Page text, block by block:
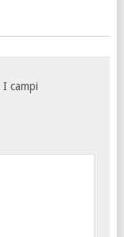
I campi